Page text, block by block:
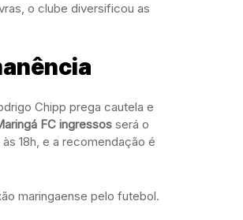
o clube diversificou as
Chipp prega cautela e
FC ingressos será o
18h, e a recomendação é
maringaense pelo futebol.